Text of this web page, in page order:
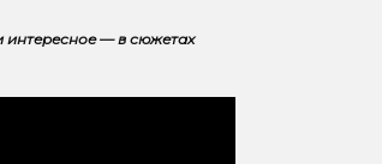
интересное — в сюжетах